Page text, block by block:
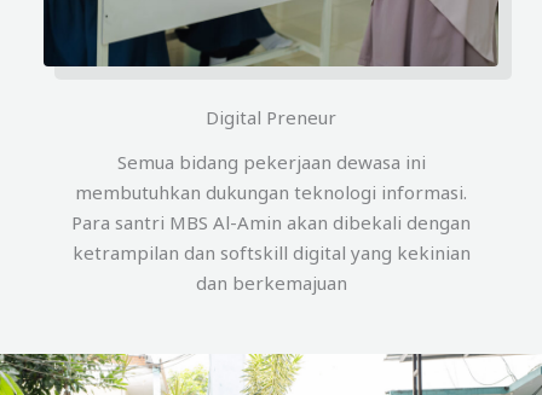
Digital Preneur
Semua bidang pekerjaan dewasa ini
membutuhkan dukungan teknologi informasi.
Para santri MBS Al-Amin akan dibekali dengan
ketrampilan dan softskill digital yang kekinian
dan berkemajuan